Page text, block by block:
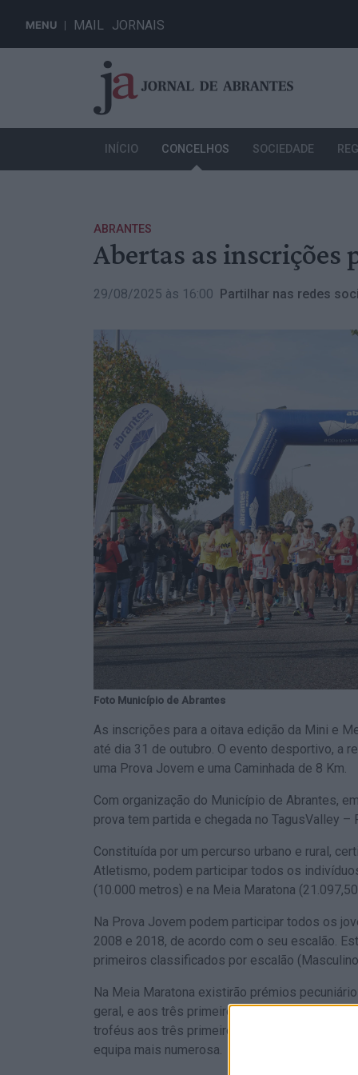
MENU MAIL JORNAIS
INÍCIO CONCELHOS SOCIEDADE
ABRANTES
Abertas as inscrições
29/08/2025 às 16:00 Partilhar nas redes
Foto Município de Abrantes
As inscrições para a oitava edição da Mini e
até dia 31 de outubro. O evento desportivo, a
uma Prova Jovem e uma Caminhada de 8 Km.
Com organização do Município de Abrantes,
prova tem partida e chegada no TagusValley –
Constituída por um percurso urbano e rural,
Atletismo, podem participar todos os
(10.000 metros) e na Meia Maratona
Na Prova Jovem podem participar todos os
2008 e 2018, de acordo com o seu escalão.
primeiros classificados por escalão
Na Meia Maratona existirão prémios
geral, e aos três primeiros classificados por
troféus aos três primeiros classificados por
equipa mais numerosa.